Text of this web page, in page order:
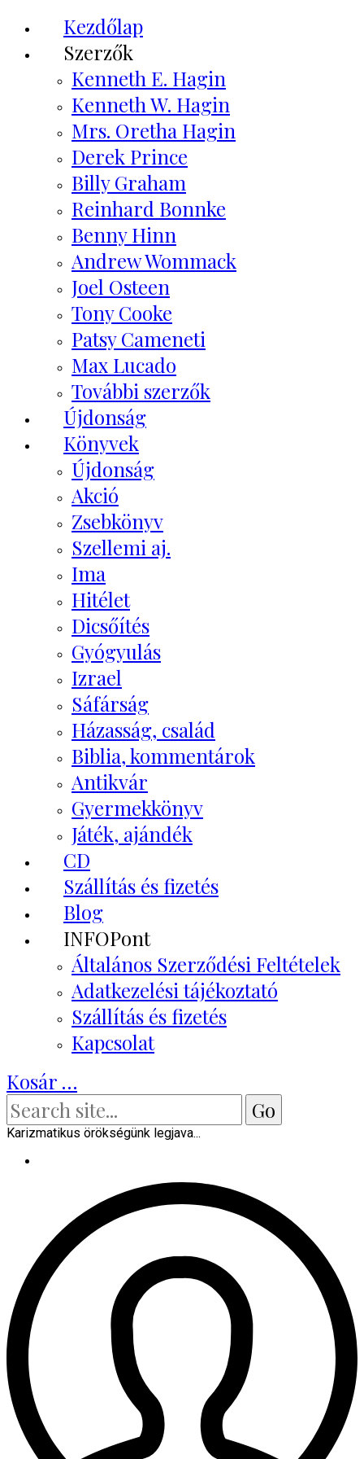
Kezdőlap
Szerzők
Kenneth E. Hagin
Kenneth W. Hagin
Mrs. Oretha Hagin
Derek Prince
Billy Graham
Reinhard Bonnke
Benny Hinn
Andrew Wommack
Joel Osteen
Tony Cooke
Patsy Cameneti
Max Lucado
További szerzők
Újdonság
Könyvek
Újdonság
Akció
Zsebkönyv
Szellemi aj.
Ima
Hitélet
Dicsőítés
Gyógyulás
Izrael
Sáfárság
Házasság, család
Biblia, kommentárok
Antikvár
Gyermekkönyv
Játék, ajándék
CD
Szállítás és fizetés
Blog
INFOPont
Általános Szerződési Feltételek
Adatkezelési tájékoztató
Szállítás és fizetés
Kapcsolat
Kosár …
Karizmatikus örökségünk legjava...